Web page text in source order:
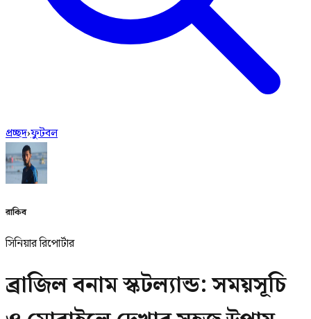
প্রচ্ছদ›ফুটবল
রাকিব
সিনিয়ার রিপোর্টার
ব্রাজিল বনাম স্কটল্যান্ড: সময়সূচি